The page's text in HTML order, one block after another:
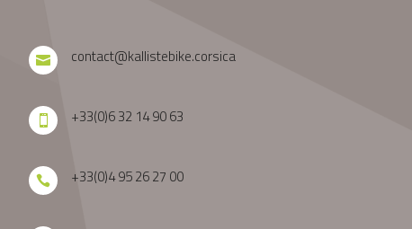
 contact@kallistebike.corsica
 +33(0)6 32 14 90 63
 +33(0)4 95 26 27 00